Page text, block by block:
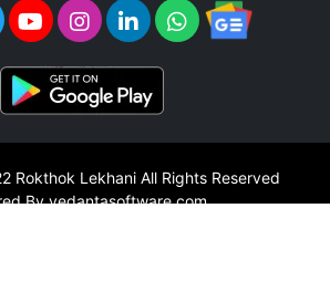
Rokthok Lekhani All Rights Reserved
By vedantasoftware.com